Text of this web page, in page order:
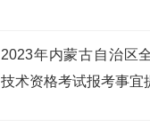
2023年内蒙古自治区
技术资格考试报考事宜